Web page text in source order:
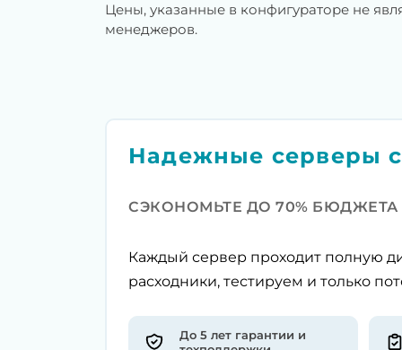
Цены, указанные в конфигураторе не
менеджеров.
Надежные серверы
СЭКОНОМЬТЕ ДО 70% БЮДЖЕТА
Каждый сервер проходит полную
расходники, тестируем и только
До 5 лет гарантии и